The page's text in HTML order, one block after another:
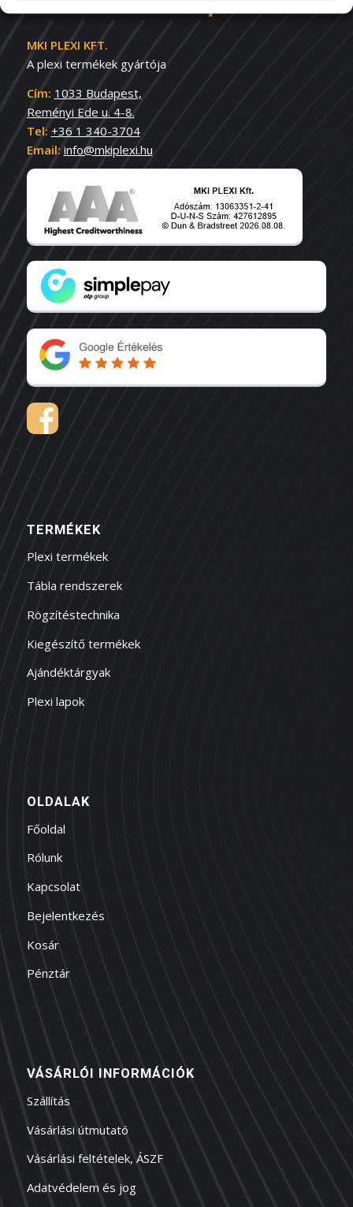
MKI PLEXI KFT.
A plexi termékek gyártója
Cím: 1033 Budapest,
Reményi Ede u. 4-8.
Tel: +36 1 340-3704
Email: info@mkiplexi.hu
TERMÉKEK
Plexi termékek
Tábla rendszerek
Rögzítéstechnika
Kiegészítő termékek
Ajándéktárgyak
Plexi lapok
OLDALAK
Főoldal
Rólunk
Kapcsolat
Bejelentkezés
Kosár
Pénztár
VÁSÁRLÓI INFORMÁCIÓK
Szállítás
Vásárlási útmutató
Vásárlási feltételek, ÁSZF
Adatvédelem és jog